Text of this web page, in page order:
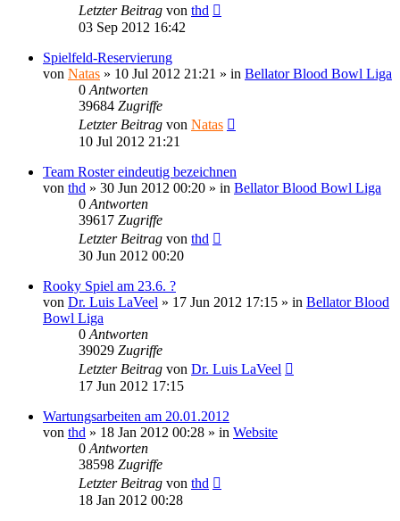
Letzter Beitrag von thd
03 Sep 2012 16:42
Spielfeld-Reservierung
von Natas » 10 Jul 2012 21:21 » in Bellator Blood Bowl Liga
0 Antworten
39684 Zugriffe
Letzter Beitrag von Natas
10 Jul 2012 21:21
Team Roster eindeutig bezeichnen
von thd » 30 Jun 2012 00:20 » in Bellator Blood Bowl Liga
0 Antworten
39617 Zugriffe
Letzter Beitrag von thd
30 Jun 2012 00:20
Rooky Spiel am 23.6. ?
von Dr. Luis LaVeel » 17 Jun 2012 17:15 » in Bellator Blood
Bowl Liga
0 Antworten
39029 Zugriffe
Letzter Beitrag von Dr. Luis LaVeel
17 Jun 2012 17:15
Wartungsarbeiten am 20.01.2012
von thd » 18 Jan 2012 00:28 » in Website
0 Antworten
38598 Zugriffe
Letzter Beitrag von thd
18 Jan 2012 00:28